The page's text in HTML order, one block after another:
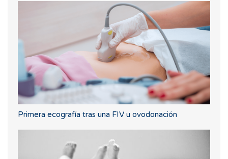
Primera ecografía tras una FIV u ovodonación